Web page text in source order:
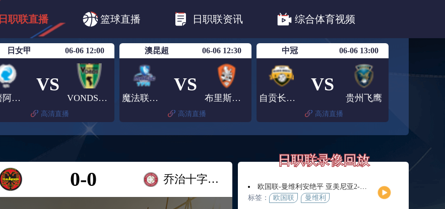
日职联直播 篮球直播 日职联资讯 综合体育视频
日职联 日职联FC东京
日职联广岛三箭
日女甲 06-06 12:00
播磨阿尔比恩女足
VS
VONDS市原女足
高清直播
澳昆超 06-06 12:30
魔法联合TFA
VS
布里斯班狮吼青年队
高清直播
中冠 06-06 13:00
自贡长淮弘祥
VS
贵州飞鹰
高清直播
0-0 乔治十字U23
日职联录像回放
欧国联-曼维利安绝平 亚美尼亚2-2法罗群岛
标签：
欧国联
曼维利